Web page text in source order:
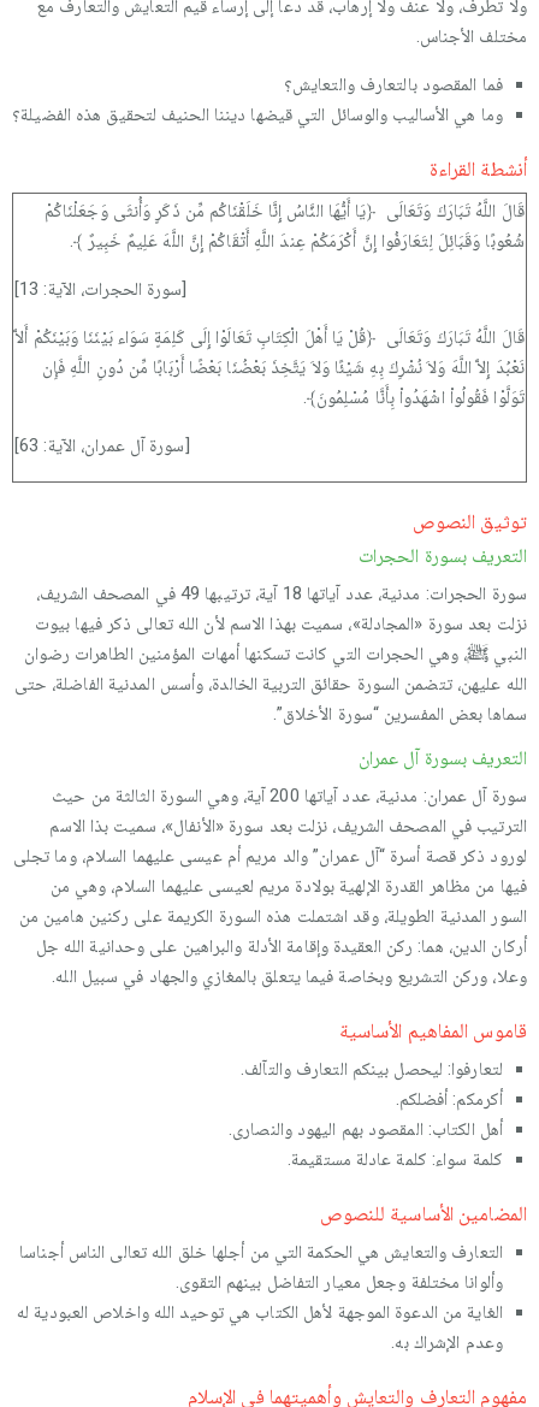
ولا تطرف، ولا عنف ولا إرهاب، قد دعا إلى إرساء قيم التعايش والتعارف مع
مختلف الأجناس.
فما المقصود بالتعارف والتعايش؟
وما هي الأساليب والوسائل التي قيضها ديننا الحنيف لتحقيق هذه الفضيلة؟
أنشطة القراءة
قَالَ اللَّهُ تَبَارَكَ وَتَعَالَى ﴿يَا أَيُّهَا النَّاسُ إِنَّا خَلَقْنَاكُم مِّن ذَكَرٍ وَأُنثَى وَجَعَلْنَاكُمْ
شُعُوبًا وَقَبَائِلَ لِتَعَارَفُوا إِنَّ أَكْرَمَكُمْ عِندَ اللَّهِ أَتْقَاكُمْ إِنَّ اللَّهَ عَلِيمٌ خَبِيرٌ ﴾.
[سورة الحجرات، الآية: 13]
قَالَ اللَّهُ تَبَارَكَ وَتَعَالَى ﴿قُلْ يَا أَهْلَ الْكِتَابِ تَعَالَوْا إِلَى كَلِمَةٍ سَوَاء بَيْنَنَا وَبَيْنَكُمْ أَلاَّ
نَعْبُدَ إِلاَّ اللَّهَ وَلاَ نُشْرِكَ بِهِ شَيْئًا وَلاَ يَتَّخِذَ بَعْضُنَا بَعْضًا أَرْبَابًا مِّن دُونِ اللَّهِ فَإِن
تَوَلَّوْا فَقُولُواْ اشْهَدُواْ بِأَنَّا مُسْلِمُونَ﴾.
[سورة آل عمران، الآية: 63]
توثيق النصوص
التعريف بسورة الحجرات
سورة الحجرات: مدنية، عدد آياتها 18 آية، ترتيبها 49 في المصحف الشريف،
نزلت بعد سورة «المجادلة»، سميت بهذا الاسم ‏لأن ‏الله ‏تعالى ‏ذكر ‏فيها ‏بيوت
النبي ﷺ، ‏‏وهي ‏الحجرات ‏التي ‏كانت تسكنها ‏أمهات ‏المؤمنين ‏الطاهرات ‏رضوان
‏الله ‏عليهن، تتضمن السورة حقائق التربية الخالدة، وأسس المدنية الفاضلة، حتى
سماها بعض المفسرين “سورة الأخلاق”.
التعريف بسورة آل عمران
سورة آل عمران: مدنية، عدد آياتها 200 آية، وهي السورة الثالثة من حيث
الترتيب في المصحف الشريف، نزلت بعد سورة «الأنفال»، سميت بذا الاسم
لورود ذكر قصة أسرة “آل عمران” والد مريم أم عيسى عليهما السلام، وما تجلى
فيها من مظاهر القدرة الإلهية بولادة مريم لعيسى عليهما السلام، وهي من
السور المدنية الطويلة، وقد اشتملت هذه السورة الكريمة على ركنين هامين من
أركان الدين، هما: ركن العقيدة وإقامة الأدلة والبراهين على وحدانية الله جل
وعلا، وركن التشريع وبخاصة فيما يتعلق بالمغازي والجهاد في سبيل الله.
قاموس المفاهيم الأساسية
لتعارفوا: ليحصل بينكم التعارف والتآلف.
أكرمكم: أفضلكم.
أهل الكتاب: المقصود بهم اليهود والنصارى.
كلمة سواء: كلمة عادلة مستقيمة.
المضامين الأساسية للنصوص
التعارف والتعايش هي الحكمة التي من أجلها خلق الله تعالى الناس أجناسا
وألوانا مختلفة وجعل معيار التفاضل بينهم التقوى.
الغاية من الدعوة الموجهة لأهل الكتاب هي توحيد الله واخلاص العبودية له
وعدم الإشراك به.
مفهوم التعارف والتعايش وأهميتهما في الإسلام